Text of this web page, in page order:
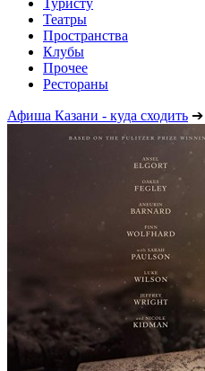
Театры
Пространства
Клубы
Прочее
Рестораны
Афиша Казани - куда сходить ➔